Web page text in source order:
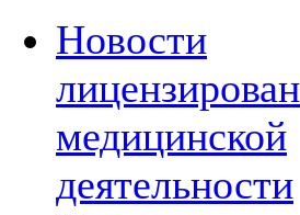
Новости
медицинской
деятельности